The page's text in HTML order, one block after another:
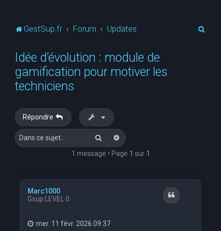
GestSup.fr Forum Updates
Idée d’évolution : module de
gamification pour motiver les
techniciens
Répondre
RechercherRecherche avancée
1 message • Page 1 sur 1
Marc1000
Gsup LEVEL 0
Citation
mer. 11 févr. 2026 09:37